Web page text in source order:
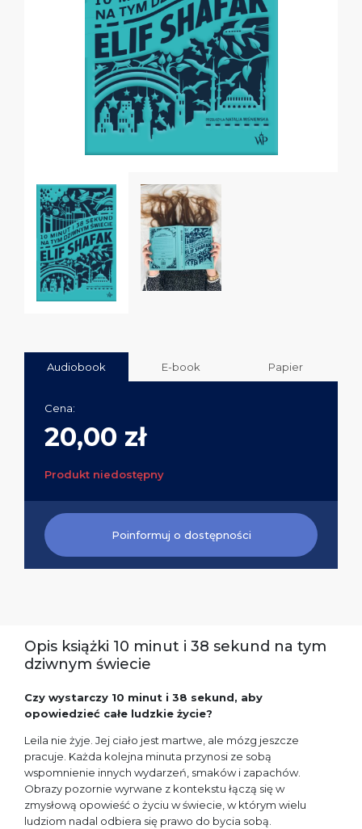
Audiobook E-book Papier
Cena:
20,00 zł
Produkt niedostępny
Poinformuj o dostępności
Opis książki 10 minut i 38 sekund na tym
dziwnym świecie
Czy wystarczy 10 minut i 38 sekund, aby
opowiedzieć całe ludzkie życie?
Leila nie żyje. Jej ciało jest martwe, ale mózg jeszcze
pracuje. Każda kolejna minuta przynosi ze sobą
wspomnienie innych wydarzeń, smaków i zapachów.
Obrazy pozornie wyrwane z kontekstu łączą się w
zmysłową opowieść o życiu w świecie, w którym wielu
ludziom nadal odbiera się prawo do bycia sobą.